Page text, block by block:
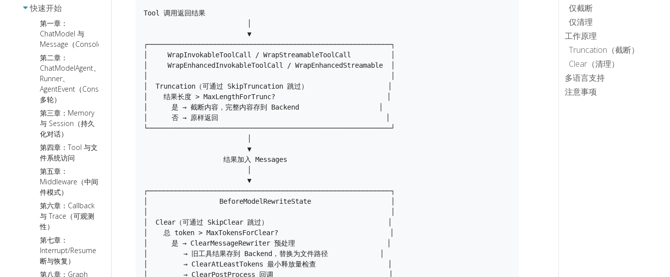
快速开始
第一章：
ChatModel 与
Message（Console）
第二章：
ChatModelAgent、
Runner、
AgentEvent（Console
多轮）
第三章：Memory
与 Session（持久
化对话）
第四章：Tool 与文
件系统访问
第五章：
Middleware（中间
件模式）
第六章：Callback
与 Trace（可观测
性）
第七章：
Interrupt/Resume（中
断与恢复）
第八章：Graph
仅截断
仅清理
工作原理
Truncation（截断）
Clear（清理）
多语言支持
注意事项
Tool 调用返回结果
                          ▼
┌─────────────────────────────────────────────────────────────┐
│     WrapInvokableToolCall / WrapStreamableToolCall          │
│     WrapEnhancedInvokableToolCall / WrapEnhancedStreamable  │
│  Truncation（可通过 SkipTruncation 跳过）                    │
│    结果长度 > MaxLengthForTrunc?                            │
│      是 → 截断内容，完整内容存到 Backend                    │
│      否 → 原样返回                                          │
└─────────────────────────────────────────────────────────────┘
                          ▼
                    结果加入 Messages
                          ▼
┌─────────────────────────────────────────────────────────────┐
│                  BeforeModelRewriteState                    │
│  Clear（可通过 SkipClear 跳过）                              │
│    总 token > MaxTokensForClear?                            │
│      是 → ClearMessageRewriter 预处理                       │
│         → 旧工具结果存到 Backend，替换为文件路径             │
│         → ClearAtLeastTokens 最小释放量检查                  │
│         → ClearPostProcess 回调                             │